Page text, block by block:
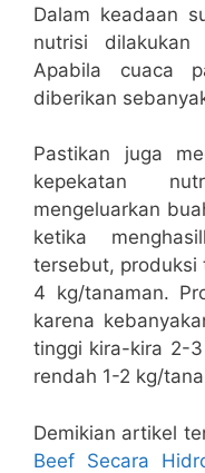
Dalam keadaan
nutrisi
Apabila cuaca
diberikan
Pastikan juga
kepekatan
mengeluarkan
ketika
tersebut,
4 kg/tanaman.
karena
tinggi kira-kira 2-
rendah 1-2 kg/
Demikian artikel
Beef Secara